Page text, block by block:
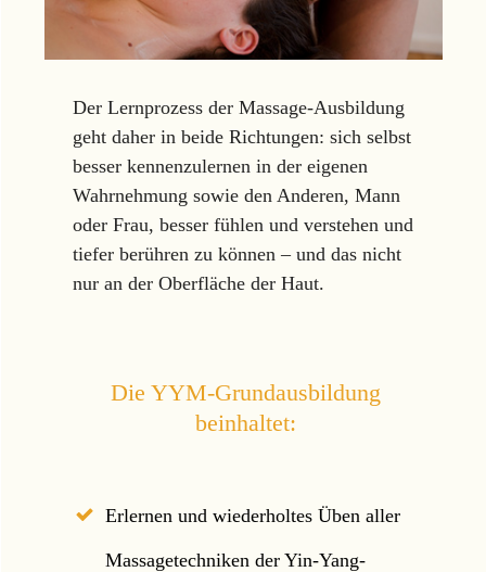
Der Lernprozess der Massage-Ausbildung
geht daher in beide Richtungen: sich selbst
besser kennenzulernen in der eigenen
Wahrnehmung sowie den Anderen, Mann
oder Frau, besser fühlen und verstehen und
tiefer berühren zu können – und das nicht
nur an der Oberfläche der Haut.
Die YYM-Grundausbildung
beinhaltet:
Erlernen und wiederholtes Üben aller
Massagetechniken der Yin-Yang-